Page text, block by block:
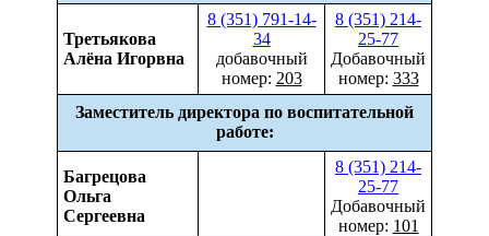
Третьякова
Алёна Игорвна
8 (351) 791-14-
34
добавочный
номер: 203
8 (351) 214-
25-77
Добавочный
номер: 333
Заместитель директора по воспитательной
работе:
Багрецова
Ольга
Сергеевна
8 (351) 214-
25-77
Добавочный
номер: 101